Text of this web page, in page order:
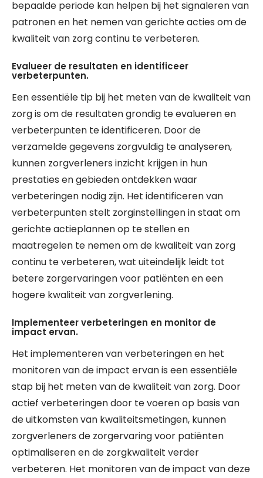
bepaalde periode kan helpen bij het signaleren van
patronen en het nemen van gerichte acties om de
kwaliteit van zorg continu te verbeteren.
Evalueer de resultaten en identificeer
verbeterpunten.
Een essentiële tip bij het meten van de kwaliteit van
zorg is om de resultaten grondig te evalueren en
verbeterpunten te identificeren. Door de
verzamelde gegevens zorgvuldig te analyseren,
kunnen zorgverleners inzicht krijgen in hun
prestaties en gebieden ontdekken waar
verbeteringen nodig zijn. Het identificeren van
verbeterpunten stelt zorginstellingen in staat om
gerichte actieplannen op te stellen en
maatregelen te nemen om de kwaliteit van zorg
continu te verbeteren, wat uiteindelijk leidt tot
betere zorgervaringen voor patiënten en een
hogere kwaliteit van zorgverlening.
Implementeer verbeteringen en monitor de
impact ervan.
Het implementeren van verbeteringen en het
monitoren van de impact ervan is een essentiële
stap bij het meten van de kwaliteit van zorg. Door
actief verbeteringen door te voeren op basis van
de uitkomsten van kwaliteitsmetingen, kunnen
zorgverleners de zorgervaring voor patiënten
optimaliseren en de zorgkwaliteit verder
verbeteren. Het monitoren van de impact van deze